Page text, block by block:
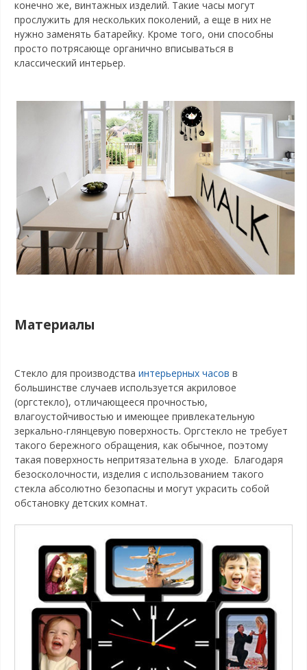
конечно же, винтажных изделий. Такие часы могут
прослужить для нескольких поколений, а еще в них не
нужно заменять батарейку. Кроме того, они способны
просто потрясающе органично вписываться в
классический интерьер.
Материалы
Стекло для производства интерьерных часов в
большинстве случаев используется акриловое
(оргстекло), отличающееся прочностью,
влагоустойчивостью и имеющее привлекательную
зеркально-глянцевую поверхность. Оргстекло не требует
такого бережного обращения, как обычное, поэтому
такая поверхность непритязательна в уходе. Благодаря
безосколочности, изделия с использованием такого
стекла абсолютно безопасны и могут украсить собой
обстановку детских комнат.